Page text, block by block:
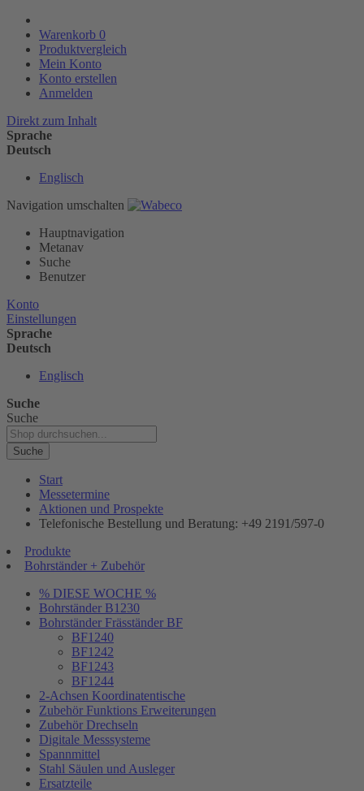
Warenkorb 0
Produktvergleich
Mein Konto
Konto erstellen
Anmelden
Direkt zum Inhalt
Sprache
Deutsch
Englisch
Navigation umschalten
Hauptnavigation
Metanav
Suche
Benutzer
Konto
Einstellungen
Sprache
Deutsch
Englisch
Suche
Suche
Suche
Start
Messetermine
Aktionen und Prospekte
Telefonische Bestellung und Beratung: +49 2191/597-0
Produkte
Bohrständer + Zubehör
% DIESE WOCHE %
Bohrständer B1230
Bohrständer Fräsständer BF
BF1240
BF1242
BF1243
BF1244
2-Achsen Koordinatentische
Zubehör Funktions Erweiterungen
Zubehör Drechseln
Digitale Messsysteme
Spannmittel
Stahl Säulen und Ausleger
Ersatzteile